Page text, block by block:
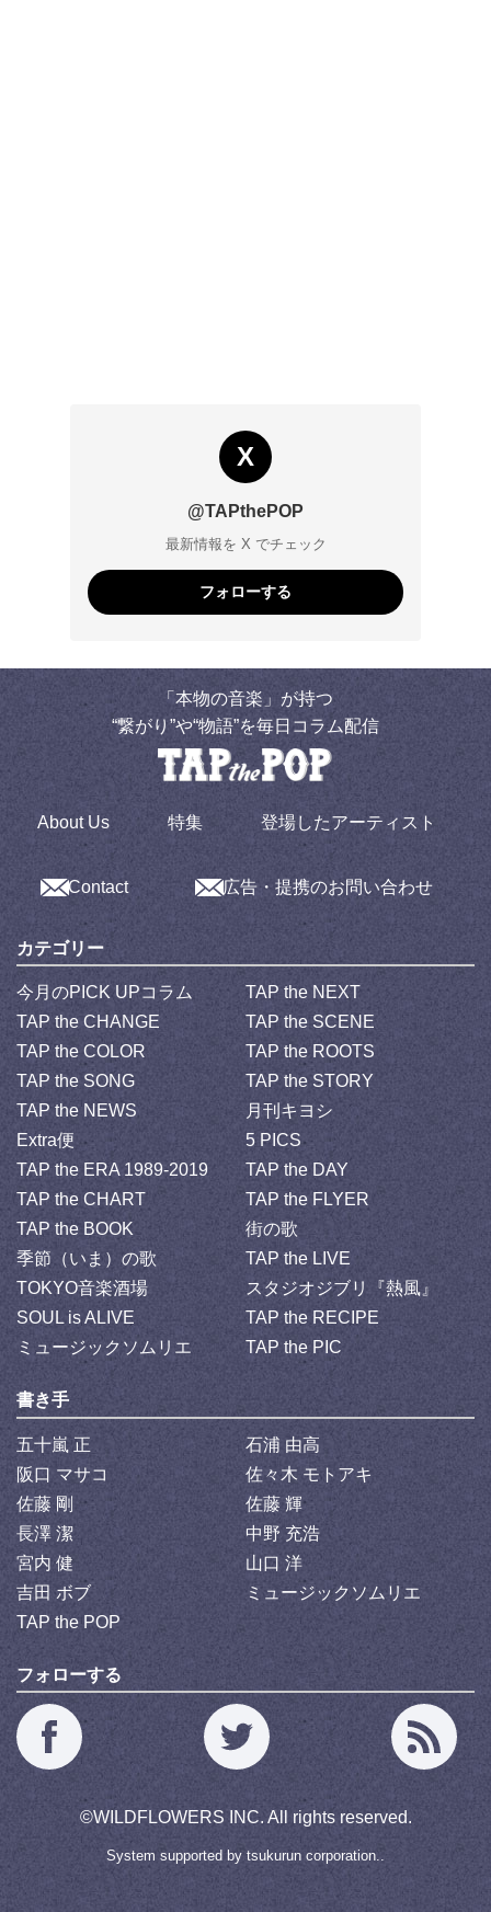
X
@TAPthePOP
最新情報を X でチェック
フォローする
「本物の音楽」が持つ
“繋がり”や“物語”を毎日コラム配信
About Us 特集 登場したアーティスト
Contact 広告・提携のお問い合わせ
カテゴリー
今月のPICK UPコラム
TAP the NEXT
TAP the CHANGE
TAP the SCENE
TAP the COLOR
TAP the ROOTS
TAP the SONG
TAP the STORY
TAP the NEWS
月刊キヨシ
Extra便
5 PICS
TAP the ERA 1989-2019
TAP the DAY
TAP the CHART
TAP the FLYER
TAP the BOOK
街の歌
季節（いま）の歌
TAP the LIVE
TOKYO音楽酒場
スタジオジブリ『熱風』
SOUL is ALIVE
TAP the RECIPE
ミュージックソムリエ
TAP the PIC
書き手
五十嵐 正
石浦 由高
阪口 マサコ
佐々木 モトアキ
佐藤 剛
佐藤 輝
長澤 潔
中野 充浩
宮内 健
山口 洋
吉田 ボブ
ミュージックソムリエ
TAP the POP
フォローする
©WILDFLOWERS INC. All rights reserved.
System supported by tsukurun corporation..